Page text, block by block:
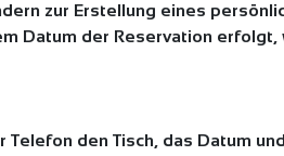
zur Erstellung eines
Datum der Reservation
den Tisch, das Datum